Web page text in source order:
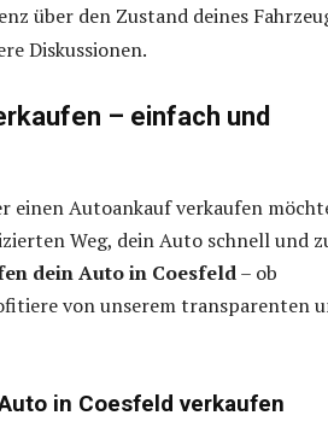
über den Zustand deines
Diskussionen.
– einfach und
einen Autoankauf verkaufen
Weg, dein Auto schnell und
dein Auto in Coesfeld– ob
von unserem transparenten
in Coesfeld verkaufen